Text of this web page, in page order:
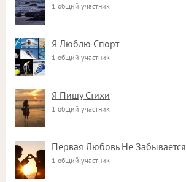
1 общий участник
Я Люблю Спорт
1 общий участник
Я Пишу Стихи
1 общий участник
Первая Любовь Не Забывается
1 общий участник